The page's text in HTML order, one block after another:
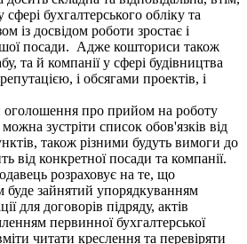
сфері бухгалтерського обліку та
із досвідом роботи зростає і
посади. Адже кошториси також
та й компанії у сфері будівництва
і обсягами проектів, і
про прийом на роботу
зустріти список обов'язків від
також різними будуть вимоги до
від конкретної посади та компанії.
розраховує на те, що
буде зайнятий упорядкуванням
для договорів підряду, актів
первинної бухгалтерської
читати креслення та перевіряти